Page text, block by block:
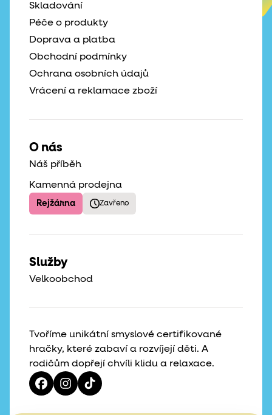
Tvoříme unikátní smyslové certifikované
hračky, které zabaví a rozvíjejí děti. A
rodičům dopřejí chvíli klidu a relaxace.
Skladování
Péče o produkty
Doprava a platba
Obchodní podmínky
Ochrana osobních údajů
Vrácení a reklamace zboží
O nás
Náš příběh
Kamenná prodejna
Rejžárna Zavřeno
Služby
Velkoobchod